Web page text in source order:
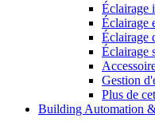
Éclairage
Éclairage
Éclairage
Éclairage
Gestion
Plus de
Building Automation